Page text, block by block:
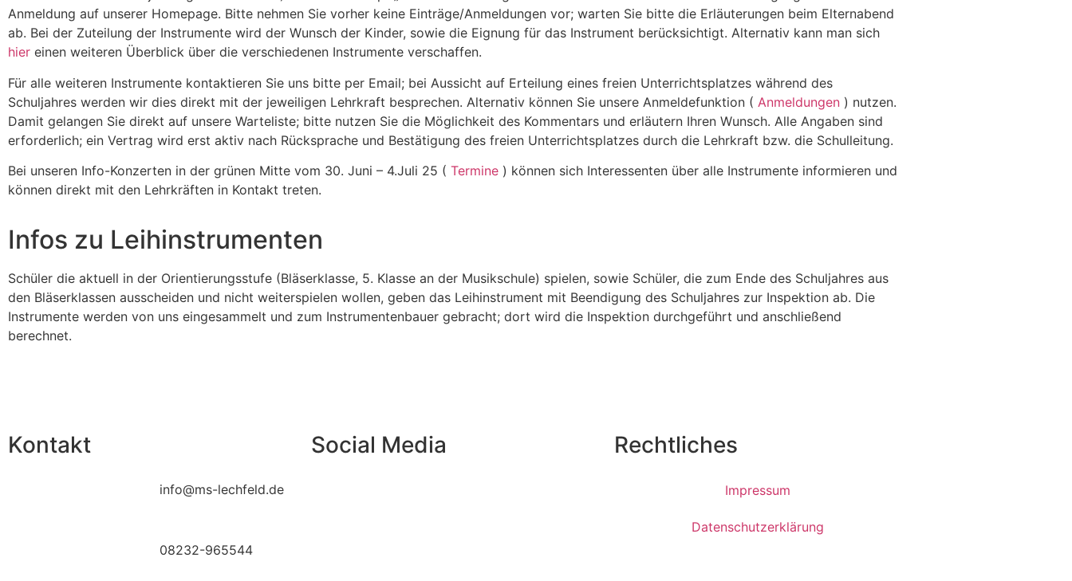
Anmeldung auf unserer Homepage. Bitte nehmen Sie vorher keine Einträge/Anmeldungen vor; warten Sie bitte die Erläuterungen beim Elternabend
ab. Bei der Zuteilung der Instrumente wird der Wunsch der Kinder, sowie die Eignung für das Instrument berücksichtigt. Alternativ kann man sich
hier einen weiteren Überblick über die verschiedenen Instrumente verschaffen.
Für alle weiteren Instrumente kontaktieren Sie uns bitte per Email; bei Aussicht auf Erteilung eines freien Unterrichtsplatzes während des
Schuljahres werden wir dies direkt mit der jeweiligen Lehrkraft besprechen. Alternativ können Sie unsere Anmeldefunktion ( Anmeldungen ) nutzen.
Damit gelangen Sie direkt auf unsere Warteliste; bitte nutzen Sie die Möglichkeit des Kommentars und erläutern Ihren Wunsch. Alle Angaben sind
erforderlich; ein Vertrag wird erst aktiv nach Rücksprache und Bestätigung des freien Unterrichtsplatzes durch die Lehrkraft bzw. die Schulleitung.
Bei unseren Info-Konzerten in der grünen Mitte vom 30. Juni – 4.Juli 25 ( Termine ) können sich Interessenten über alle Instrumente informieren und
können direkt mit den Lehrkräften in Kontakt treten.
Infos zu Leihinstrumenten
Schüler die aktuell in der Orientierungsstufe (Bläserklasse, 5. Klasse an der Musikschule) spielen, sowie Schüler, die zum Ende des Schuljahres aus
den Bläserklassen ausscheiden und nicht weiterspielen wollen, geben das Leihinstrument mit Beendigung des Schuljahres zur Inspektion ab. Die
Instrumente werden von uns eingesammelt und zum Instrumentenbauer gebracht; dort wird die Inspektion durchgeführt und anschließend
berechnet.
Kontakt
info@ms-lechfeld.de
08232-965544
Social Media Rechtliches
Impressum
Datenschutzerklärung